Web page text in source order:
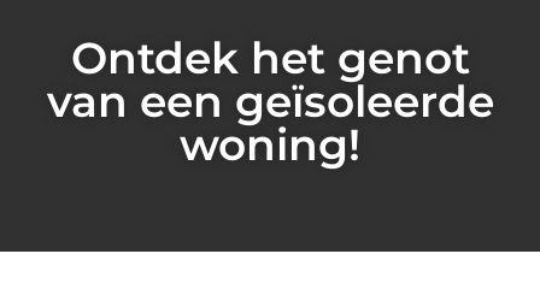
Ontdek het genot
van een geïsoleerde
woning!